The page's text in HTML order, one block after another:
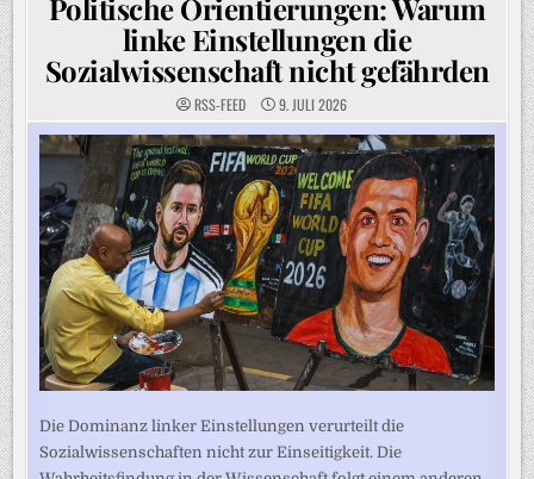
Politische Orientierungen: Warum
linke Einstellungen die
Sozialwissenschaft nicht gefährden
RSS-FEED 9. JULI 2026
Die Dominanz linker Einstellungen verurteilt die
Sozialwissenschaften nicht zur Einseitigkeit. Die